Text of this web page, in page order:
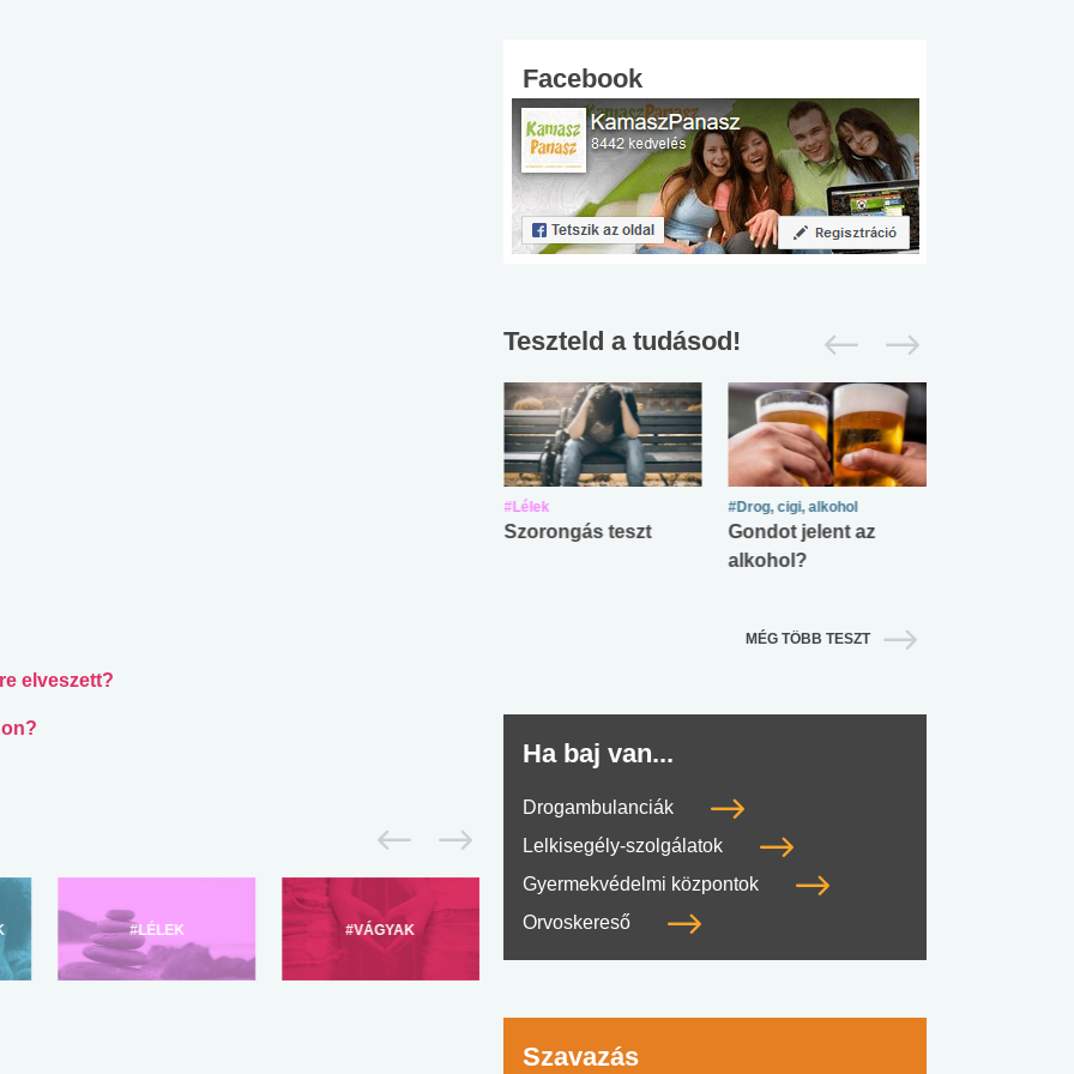
elveszett?
#LÉLEK #VÁGYAK #SULI, MUNKA
Facebook
Teszteld a tudásod!
#Lélek
Szorongás teszt
#Drog, cigi, alkohol
Gondot jelent az
alkohol?
MÉG TÖBB TESZT
Ha baj van...
Drogambulanciák
Lelkisegély-szolgálatok
Gyermekvédelmi központok
Orvoskereső
Szavazás